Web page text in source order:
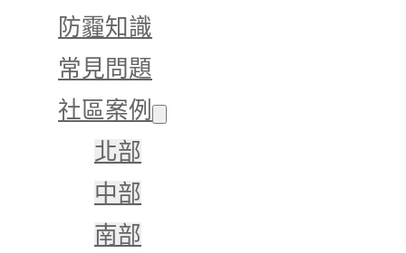
防霾知識
常見問題
社區案例
北部
中部
南部